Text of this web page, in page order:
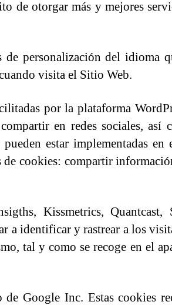
de otorgar más y mejores
personalización del idioma
visita el Sitio Web.
por la plataforma
en redes sociales, así
estar implementadas en
cookies: compartir
Kissmetrics, Quantcast,
identificar y rastrear a los
tal y como se recoge en el
Google Inc. Estas cookies